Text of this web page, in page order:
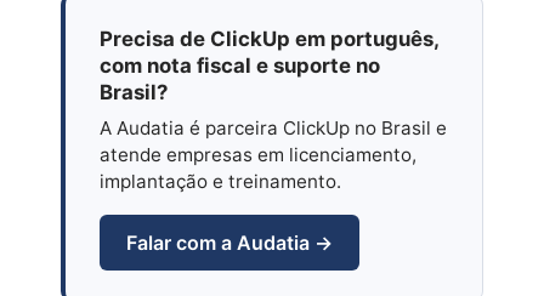
Precisa de ClickUp em português,
com nota fiscal e suporte no
Brasil?
A Audatia é parceira ClickUp no Brasil e
atende empresas em licenciamento,
implantação e treinamento.
Falar com a Audatia →